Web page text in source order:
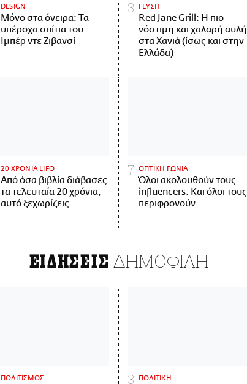
DESIGN
Μόνο στα όνειρα: Τα
υπέροχα σπίτια του
Ιμπέρ ντε Ζιβανσί
ΓΕΥΣΗ
Red Jane Grill: Η πιο
νόστιμη και χαλαρή αυλή
στα Χανιά (ίσως και στην
Ελλάδα)
20 ΧΡΟΝΙΑ LIFO
Από όσα βιβλία διάβασες
τα τελευταία 20 χρόνια,
αυτό ξεχωρίζεις
ΟΠΤΙΚΗ ΓΩΝΙΑ
Όλοι ακολουθούν τους
influencers. Και όλοι τους
περιφρονούν.
ΕΙΔΗΣΕΙΣ ΔΗΜΟΦΙΛΗ
ΠΟΛΙΤΙΣΜΟΣ ΠΟΛΙΤΙΚΗ